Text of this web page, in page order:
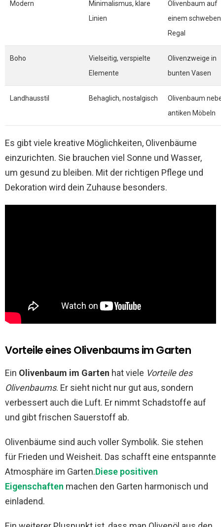
Modern
Minimalismus, klare
Linien
Olivenbaum auf
einem
Regal
Boho
Vielseitig, verspielte
Elemente
Olivenzweige in
bunten Vasen
Landhausstil Behaglich, nostalgisch
Olivenbaum
antiken Möbeln
Es gibt viele kreative Möglichkeiten, Olivenbäume
einzurichten. Sie brauchen viel Sonne und Wasser,
um gesund zu bleiben. Mit der richtigen Pflege und
Dekoration wird dein Zuhause besonders.
Vorteile eines Olivenbaums im Garten
Ein Olivenbaum im Garten hat viele Vorteile des
Olivenbaums. Er sieht nicht nur gut aus, sondern
verbessert auch die Luft. Er nimmt Schadstoffe auf
und gibt frischen Sauerstoff ab.
Olivenbäume sind auch voller Symbolik. Sie stehen
für Frieden und Weisheit. Das schafft eine entspannte
Atmosphäre im Garten.Diese positiven
Eigenschaften machen den Garten harmonisch und
einladend.